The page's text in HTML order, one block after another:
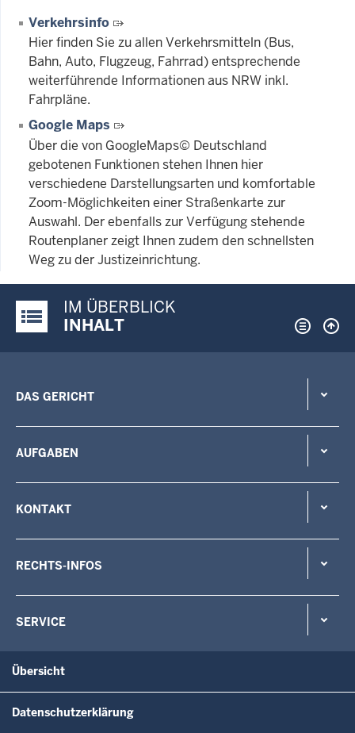
Verkehrsinfo
Hier finden Sie zu allen Verkehrsmitteln (Bus,
Bahn, Auto, Flugzeug, Fahrrad) entsprechende
weiterführende Informationen aus NRW inkl.
Fahrpläne.
Google Maps
Über die von GoogleMaps© Deutschland
gebotenen Funktionen stehen Ihnen hier
verschiedene Darstellungsarten und komfortable
Zoom-Möglichkeiten einer Straßenkarte zur
Auswahl. Der ebenfalls zur Verfügung stehende
Routenplaner zeigt Ihnen zudem den schnellsten
Weg zu der Justizeinrichtung.
Justiz-Portal im Überblick:
IM ÜBERBLICK
INHALT
DAS GERICHT
AUFGABEN
KONTAKT
RECHTS-INFOS
SERVICE
Übersicht
Datenschutzerklärung